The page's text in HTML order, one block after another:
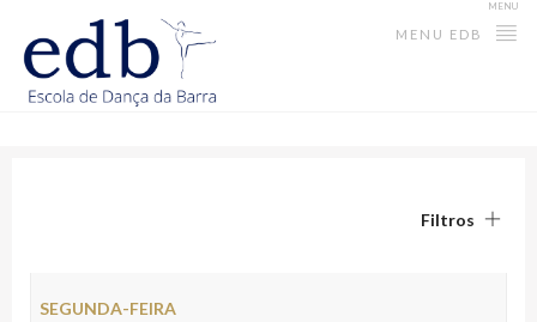
MENU
MENU EDB
Filtros
SEGUNDA-FEIRA